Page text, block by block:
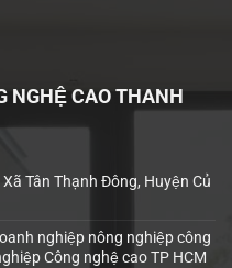
NGHỆ CAO THANH
Tân Thạnh Đông, Huyện Củ
nghiệp nông nghiệp công
Công nghệ cao TP HCM